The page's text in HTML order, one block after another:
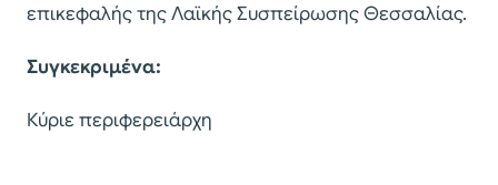
επικεφαλής της Λαϊκής Συσπείρωσης Θεσσαλίας.
Συγκεκριμένα:
Κύριε περιφερειάρχη